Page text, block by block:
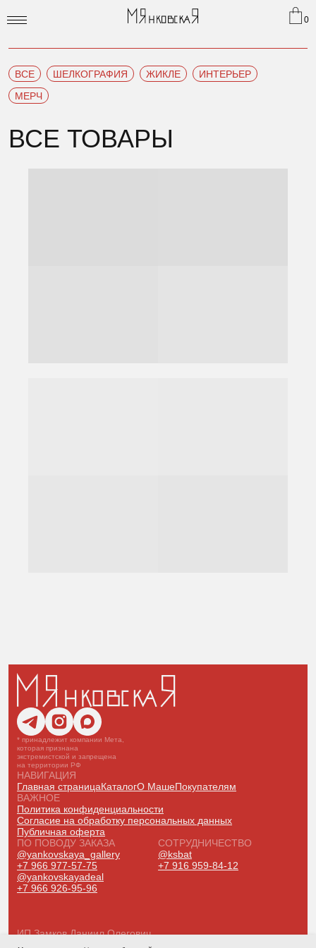
0
ВСЕ ШЕЛКОГРАФИЯ ЖИКЛЕ
ИНТЕРЬЕР
МЕРЧ
ВСЕ ТОВАРЫ
* принадлежит компании Мета,
которая признана
экстремистской и запрещена
на территории РФ
НАВИГАЦИЯ
Главная страницаКаталогО МашеПокупателям
ВАЖНОЕ
Политика конфиденциальности
Согласие на обработку персональных данных
Публичная оферта
ПО ПОВОДУ ЗАКАЗА
@yankovskaya_gallery
+7 966 977-57-75
@yankovskayadeal
+7 966 926-95-96
СОТРУДНИЧЕСТВО
@ksbat
+7 916 959-84-12
ИП Замков Даниил Олегович